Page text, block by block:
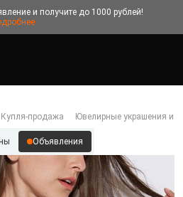
и получите до 1000 рублей!
Купля-продажа Ювелирные украшения и
Объявления